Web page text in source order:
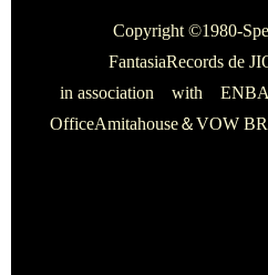
Copyright ©1980-
​​​FantasiaRecords de
i​n association with​
Of​ficeAmitahouse​＆VOW